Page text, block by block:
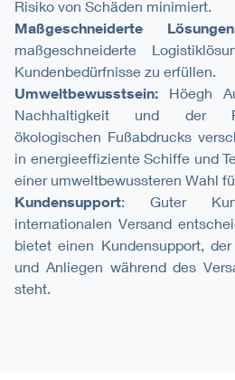
Risiko von Schäden minimiert.
Maßgeschneiderte
maßgeschneiderte
Kundenbedürfnisse zu erfüllen.
Umweltbewusstsein: Höegh
Nachhaltigkeit und der
ökologischen Fußabdrucks
in energieeffiziente Schiffe und
einer umweltbewussteren Wahl
Kundensupport: Guter
internationalen Versand
bietet einen Kundensupport,
und Anliegen während des
steht.